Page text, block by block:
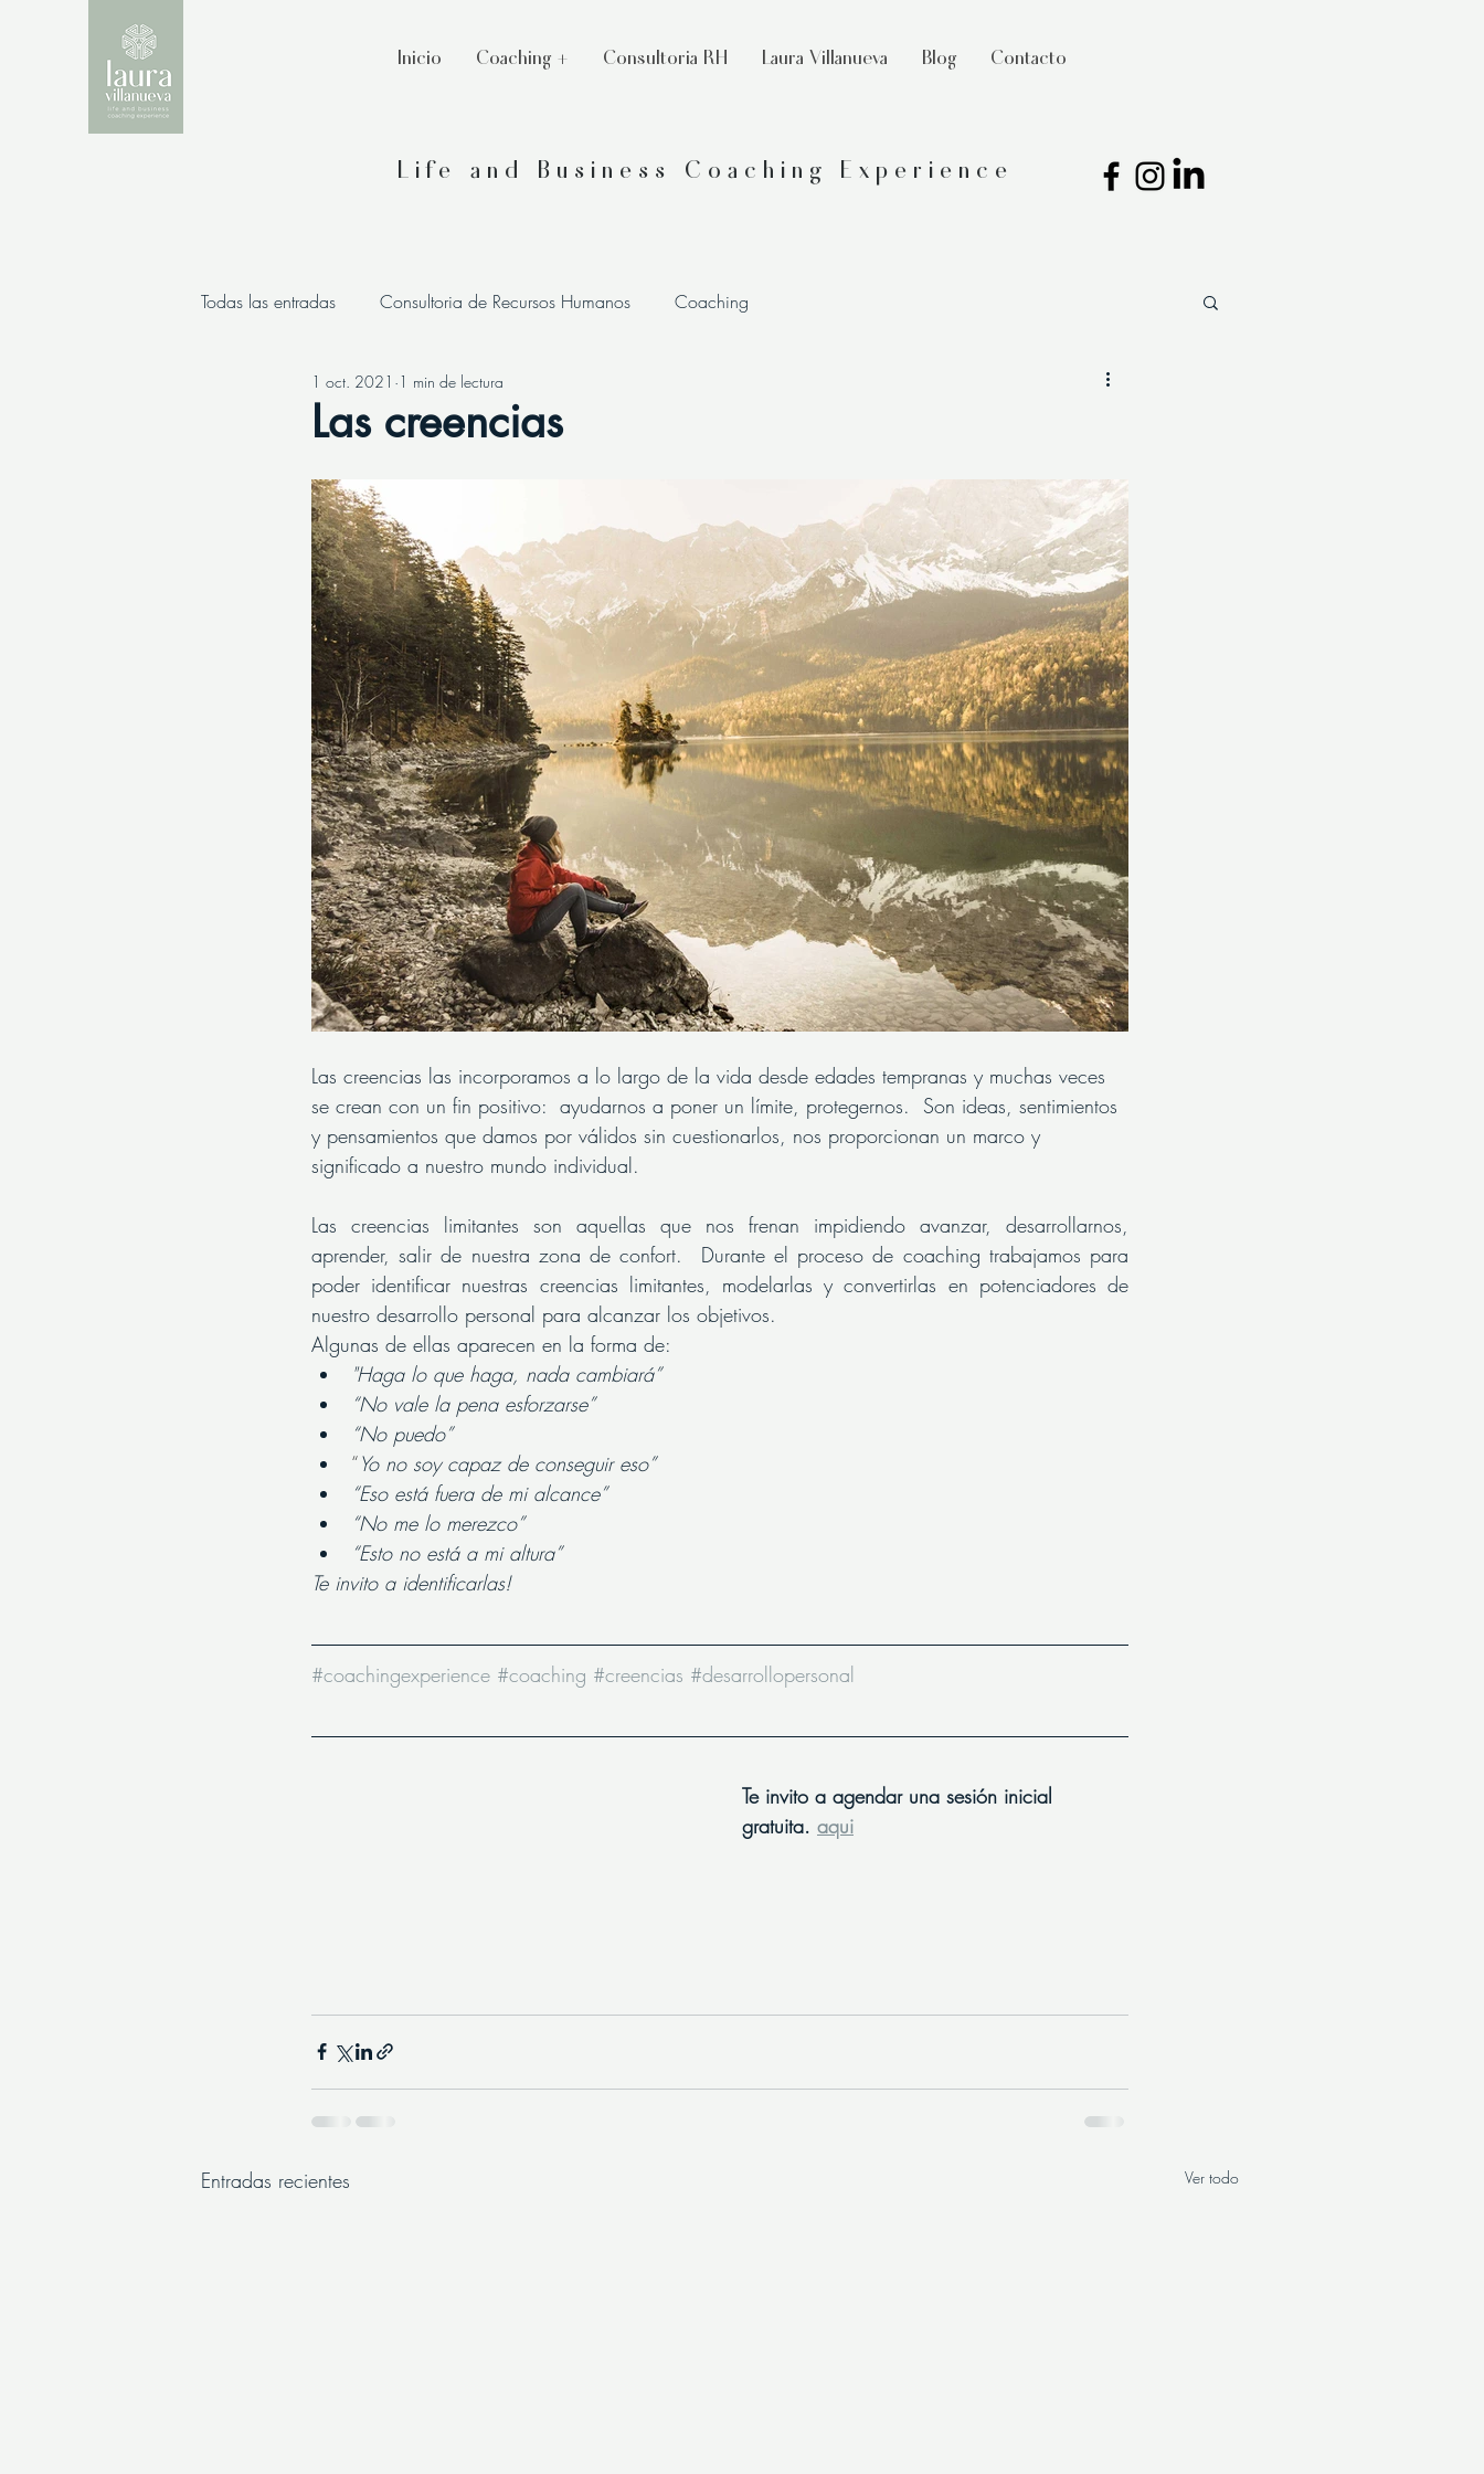
Inicio Coaching + Consultoria RH Laura Villanueva Blog Contacto
Life and Business Coaching Experience
Todas las entradas Consultoria de Recursos Humanos Coaching
Las creencias
1 oct. 2021 1 min de lectura
Las creencias las incorporamos a lo largo de la vida desde edades tempranas y muchas veces
se crean con un fin positivo:  ayudarnos a poner un límite, protegernos.  Son ideas, sentimientos
y pensamientos que damos por válidos sin cuestionarlos, nos proporcionan un marco y
significado a nuestro mundo individual.
Las creencias limitantes son aquellas que nos frenan impidiendo avanzar, desarrollarnos,
aprender, salir de nuestra zona de confort.  Durante el proceso de coaching trabajamos para
poder identificar nuestras creencias limitantes, modelarlas y convertirlas en potenciadores de
nuestro desarrollo personal para alcanzar los objetivos.
Algunas de ellas aparecen en la forma de:
"Haga lo que haga, nada cambiará”
“No vale la pena esforzarse”
“No puedo”
“Yo no soy capaz de conseguir eso”
“Eso está fuera de mi alcance”
“No me lo merezco”
“Esto no está a mi altura”
Te invito a identificarlas!
#coachingexperience #coaching #creencias #desarrollopersonal
Te invito a agendar una sesión inicial
gratuita. aqui
Entradas recientes Ver todo